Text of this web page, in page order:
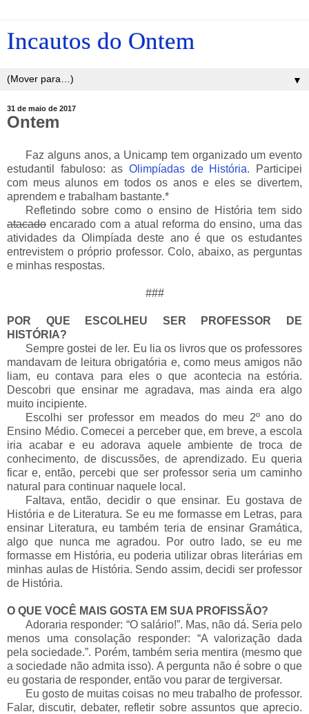
Incautos do Ontem
▼
31 de maio de 2017
Ontem
Faz alguns anos, a Unicamp tem organizado um evento
estudantil fabuloso: as Olimpíadas de História. Participei
com meus alunos em todos os anos e eles se divertem,
aprendem e trabalham bastante.*
Refletindo sobre como o ensino de História tem sido
atacado encarado com a atual reforma do ensino, uma das
atividades da Olimpíada deste ano é que os estudantes
entrevistem o próprio professor. Colo, abaixo, as perguntas
e minhas respostas.
###
POR QUE ESCOLHEU SER PROFESSOR DE
HISTÓRIA?
Sempre gostei de ler. Eu lia os livros que os professores
mandavam de leitura obrigatória e, como meus amigos não
liam, eu contava para eles o que acontecia na estória.
Descobri que ensinar me agradava, mas ainda era algo
muito incipiente.
Escolhi ser professor em meados do meu 2º ano do
Ensino Médio. Comecei a perceber que, em breve, a escola
iria acabar e eu adorava aquele ambiente de troca de
conhecimento, de discussões, de aprendizado. Eu queria
ficar e, então, percebi que ser professor seria um caminho
natural para continuar naquele local.
Faltava, então, decidir o que ensinar. Eu gostava de
História e de Literatura. Se eu me formasse em Letras, para
ensinar Literatura, eu também teria de ensinar Gramática,
algo que nunca me agradou. Por outro lado, se eu me
formasse em História, eu poderia utilizar obras literárias em
minhas aulas de História. Sendo assim, decidi ser professor
de História.
O QUE VOCÊ MAIS GOSTA EM SUA PROFISSÃO?
Adoraria responder: “O salário!”. Mas, não dá. Seria pelo
menos uma consolação responder: “A valorização dada
pela sociedade.”. Porém, também seria mentira (mesmo que
a sociedade não admita isso). A pergunta não é sobre o que
eu gostaria de responder, então vou parar de tergiversar.
Eu gosto de muitas coisas no meu trabalho de professor.
Falar, discutir, debater, refletir sobre assuntos que aprecio.